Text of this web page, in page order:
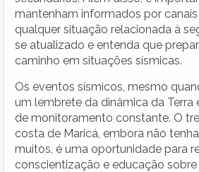
mantenham informados por
qualquer situação relacionada à
se atualizado e entenda que
caminho em situações sísmicas.
Os eventos sísmicos, mesmo
um lembrete da dinâmica da Terra
de monitoramento constante. O
costa de Maricá, embora não
muitos, é uma oportunidade para
conscientização e educação sobre